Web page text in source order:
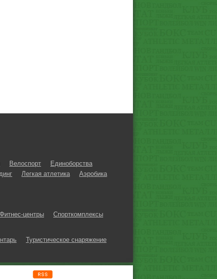
Велоспорт
Единоборства
Легкая атлетика
Аэробика
Фитнес-центры
Спорткомплексы
Туристическое снаряжение